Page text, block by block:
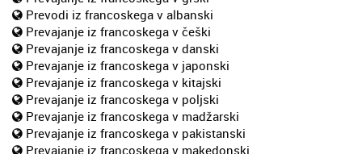
Prevodi iz francoskega v albanski
Prevajanje iz francoskega v češki
Prevajanje iz francoskega v danski
Prevajanje iz francoskega v japonski
Prevajanje iz francoskega v kitajski
Prevajanje iz francoskega v poljski
Prevajanje iz francoskega v madžarski
Prevajanje iz francoskega v pakistanski
Prevajanje iz francoskega v makedonski